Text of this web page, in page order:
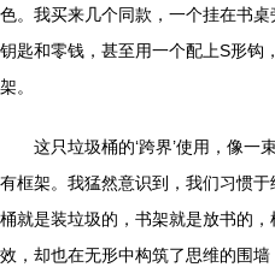
色。我买来几个同款，一个挂在书
钥匙和零钱，甚至用一个配上S形钩
架。
这只垃圾桶的‘跨界’使用，像一
有框架。我猛然意识到，我们习惯于
桶就是装垃圾的，书架就是放书的
效，却也在无形中构筑了思维的围